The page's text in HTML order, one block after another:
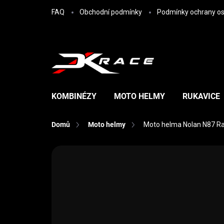
FAQ
Obchodní podmínky Podmínky ochrany
KOMBINÉZY MOTO HELMY RUKAVICE
Domů Moto helmy Moto helma Nolan N87